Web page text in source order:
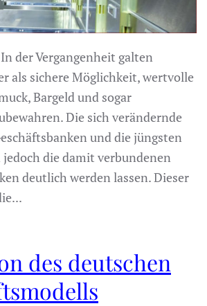
der Vergangenheit galten
als sichere Möglichkeit, wertvolle
Bargeld und sogar
Die sich verändernde
und die jüngsten
jedoch die damit verbundenen
deutlich werden lassen. Dieser
des deutschen